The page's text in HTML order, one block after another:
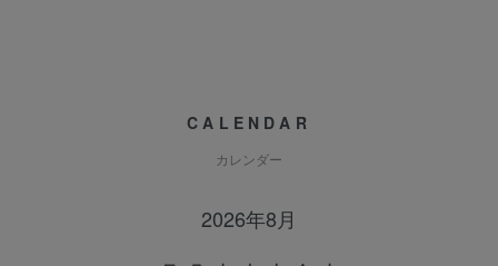
CALENDAR
カレンダー
2026年8月